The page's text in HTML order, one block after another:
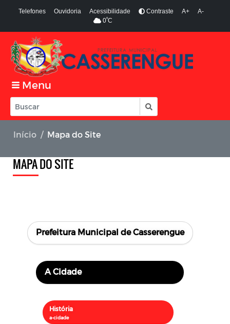
Telefones Ouvidoria Acessibilidade Contraste A+
A-
0ºC
Menu
Início Mapa do Site
MAPA DO SITE
Prefeitura Municipal de Casserengue
A Cidade
História